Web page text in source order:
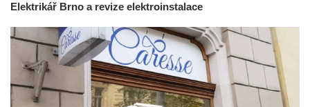
Elektrikář Brno a revize elektroinstalace